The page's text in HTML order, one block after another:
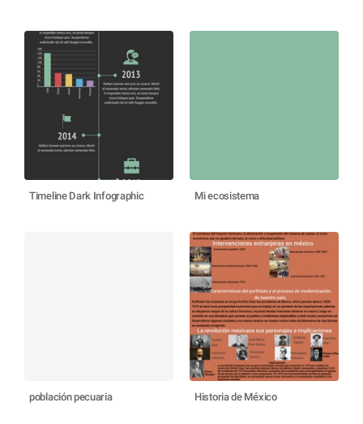
Timeline Dark Infographic Mi ecosistema
población pecuaria Historia de México